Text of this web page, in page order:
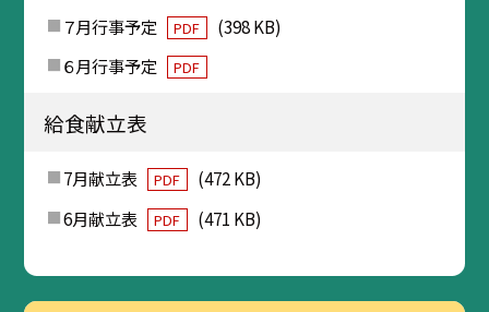
７月行事予定
PDF
(398 KB)
６月行事予定
PDF
給食献立表
7月献立表 PDF
(472 KB)
6月献立表
PDF (471 KB)